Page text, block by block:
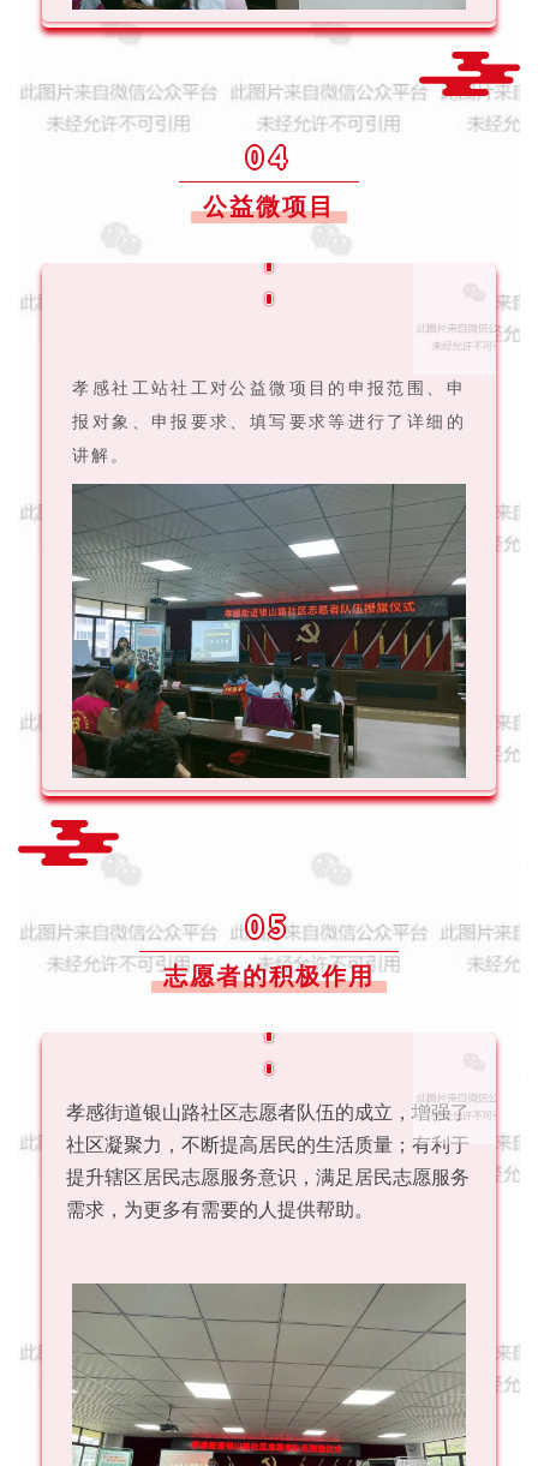
04
公益微项目
孝感社工站社工对公益微项目的申报范围、申
报对象、申报要求、填写要求等进行了详细的
讲解。
05
志愿者的积极作用
孝感街道银山路社区志愿者队伍的成立，增强了
社区凝聚力，不断提高居民的生活质量；有利于
提升辖区居民志愿服务意识，满足居民志愿服务
需求，为更多有需要的人提供帮助。